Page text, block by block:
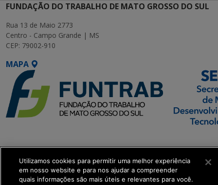
FUNDAÇÃO DO TRABALHO DE MATO GROSSO DO SUL
Rua 13 de Maio 2773
Centro - Campo Grande | MS
CEP: 79002-910
MAPA
Executiva de
Transformação Digital
Utilizamos cookies para permitir uma melhor experiência
em nosso website e para nos ajudar a compreender
quais informações são mais úteis e relevantes para você.